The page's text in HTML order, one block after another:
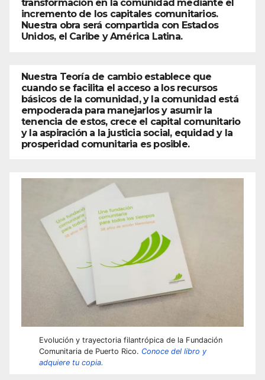
transformación en la comunidad mediante el
incremento de los capitales comunitarios.
Nuestra obra será compartida con Estados
Unidos, el Caribe y América Latina.
Nuestra Teoría de cambio establece que
cuando se facilita el acceso a los recursos
básicos de la comunidad, y la comunidad está
empoderada para manejarlos y asumir la
tenencia de estos, crece el capital comunitario
y la aspiración a la justicia social, equidad y la
prosperidad comunitaria es posible.
Evolución y trayectoria filantrópica de la Fundación
Comunitaria de Puerto Rico. Conoce del libro y
adquiere tu copia.